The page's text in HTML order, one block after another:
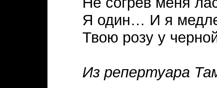
Я один… И я
Твою розу у
Из репертуара